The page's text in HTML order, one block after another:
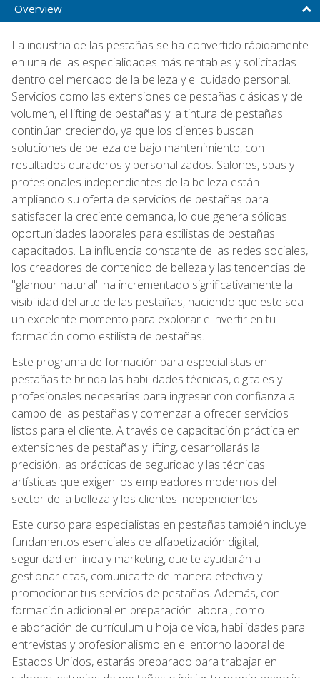
Overview
La industria de las pestañas se ha convertido rápidamente
en una de las especialidades más rentables y solicitadas
dentro del mercado de la belleza y el cuidado personal.
Servicios como las extensiones de pestañas clásicas y de
volumen, el lifting de pestañas y la tintura de pestañas
continúan creciendo, ya que los clientes buscan
soluciones de belleza de bajo mantenimiento, con
resultados duraderos y personalizados. Salones, spas y
profesionales independientes de la belleza están
ampliando su oferta de servicios de pestañas para
satisfacer la creciente demanda, lo que genera sólidas
oportunidades laborales para estilistas de pestañas
capacitados. La influencia constante de las redes sociales,
los creadores de contenido de belleza y las tendencias de
"glamour natural" ha incrementado significativamente la
visibilidad del arte de las pestañas, haciendo que este sea
un excelente momento para explorar e invertir en tu
formación como estilista de pestañas.
Este programa de formación para especialistas en
pestañas te brinda las habilidades técnicas, digitales y
profesionales necesarias para ingresar con confianza al
campo de las pestañas y comenzar a ofrecer servicios
listos para el cliente. A través de capacitación práctica en
extensiones de pestañas y lifting, desarrollarás la
precisión, las prácticas de seguridad y las técnicas
artísticas que exigen los empleadores modernos del
sector de la belleza y los clientes independientes.
Este curso para especialistas en pestañas también incluye
fundamentos esenciales de alfabetización digital,
seguridad en línea y marketing, que te ayudarán a
gestionar citas, comunicarte de manera efectiva y
promocionar tus servicios de pestañas. Además, con
formación adicional en preparación laboral, como
elaboración de currículum u hoja de vida, habilidades para
entrevistas y profesionalismo en el entorno laboral de
Estados Unidos, estarás preparado para trabajar en